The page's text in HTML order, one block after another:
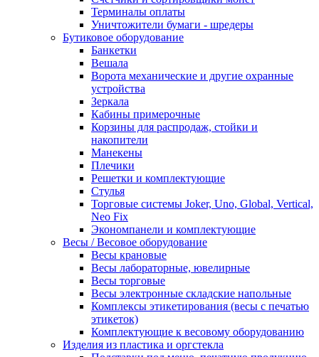
Терминалы оплаты
Уничтожители бумаги - шредеры
Бутиковое оборудование
Банкетки
Вешала
Ворота механические и другие охранные
устройства
Зеркала
Кабины примерочные
Корзины для распродаж, стойки и
накопители
Манекены
Плечики
Решетки и комплектующие
Стулья
Торговые системы Joker, Uno, Global, Vertical,
Neo Fix
Экономпанели и комплектующие
Весы / Весовое оборудование
Весы крановые
Весы лабораторные, ювелирные
Весы торговые
Весы электронные складские напольные
Комплексы этикетирования (весы с печатью
этикеток)
Комплектующие к весовому оборудованию
Изделия из пластика и оргстекла